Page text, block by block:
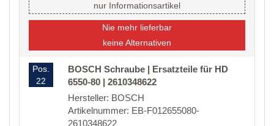
nur Informationsartikel
Nie mehr lieferbar
keine Alternativen
Pos.
22
BOSCH Schraube | Ersatzteile für HD
6550-80 | 2610348622
Hersteller: BOSCH
Artikelnummer: EB-F012655080-
2610348622